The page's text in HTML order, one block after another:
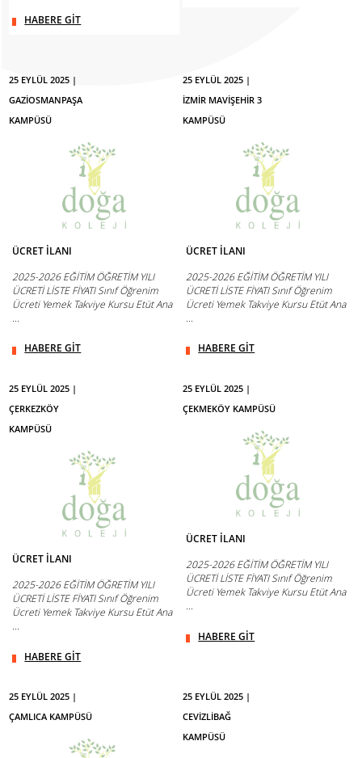
HABERE GİT
25 EYLÜL 2025 |
GAZİOSMANPAŞA
KAMPÜSÜ
ÜCRET İLANI
2025-2026 EĞİTİM ÖĞRETİM YILI
ÜCRETİ LİSTE FİYATI Sınıf Öğrenim
Ücreti Yemek Takviye Kursu Etüt Ana
...
HABERE GİT
25 EYLÜL 2025 |
İZMİR MAVİŞEHİR 3
KAMPÜSÜ
ÜCRET İLANI
2025-2026 EĞİTİM ÖĞRETİM YILI
ÜCRETİ LİSTE FİYATI Sınıf Öğrenim
Ücreti Yemek Takviye Kursu Etüt Ana
...
HABERE GİT
25 EYLÜL 2025 |
ÇERKEZKÖY
KAMPÜSÜ
ÜCRET İLANI
2025-2026 EĞİTİM ÖĞRETİM YILI
ÜCRETİ LİSTE FİYATI Sınıf Öğrenim
Ücreti Yemek Takviye Kursu Etüt Ana
...
HABERE GİT
25 EYLÜL 2025 |
ÇEKMEKÖY KAMPÜSÜ
ÜCRET İLANI
2025-2026 EĞİTİM ÖĞRETİM YILI
ÜCRETİ LİSTE FİYATI Sınıf Öğrenim
Ücreti Yemek Takviye Kursu Etüt Ana
...
HABERE GİT
25 EYLÜL 2025 |
ÇAMLICA KAMPÜSÜ
25 EYLÜL 2025 |
CEVİZLİBAĞ
KAMPÜSÜ